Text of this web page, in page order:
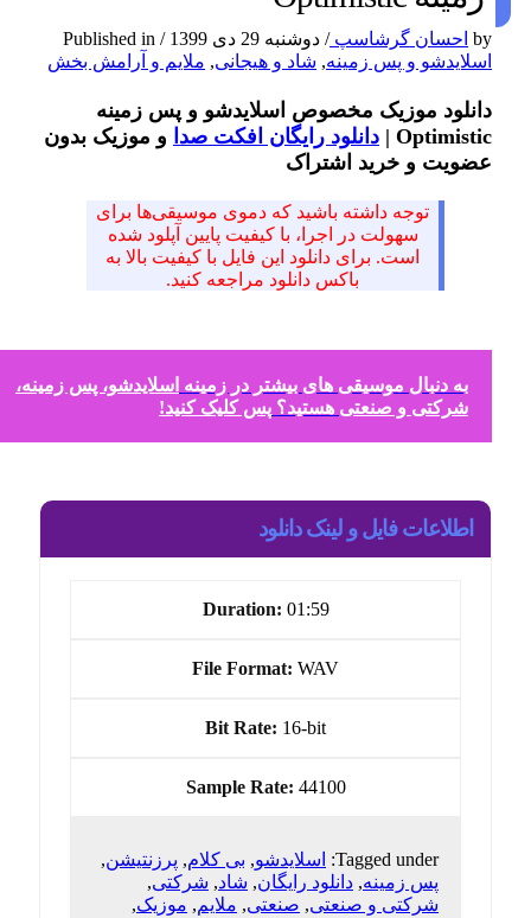
by احسان گرشاسپ/دوشنبه 29 دی 1399 /
Published in
اسلایدشو و پس زمینه,شاد و هیجانی ,ملایم و آرامش بخش
دانلود موزیک مخصوص اسلایدشو و پس زمینه
Optimistic |
دانلود رایگان افکت صداو موزیک بدون
عضویت و خرید اشتراک
توجه داشته باشید که دموی موسیقی‌ها برای
سهولت در اجرا، با کیفیت پایین آپلود شده
است. برای دانلود این فایل با کیفیت بالا به
باکس دانلود مراجعه کنید.
به دنبال موسیقی های بیشتر در زمینهاسلایدشو، پس زمینه،
شرکتی و صنعتی هستید؟پس کلیک کنید!
اطلاعات فایل و لینک دانلود
Duration:01:59
File Format:WAV
Bit Rate:16-bit
Sample Rate:44100
Tagged under: اسلایدشو,بی کلام,پرزنتیشن,
پس زمینه,دانلود رایگان,شاد,شرکتی
شرکتی و صنعتی ,صنعتی ,ملایم,موزیک,